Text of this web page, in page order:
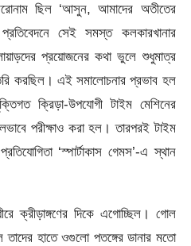
ছিল ‘আসুন, আমাদের অতীতের
সেই সমস্ত কলকারখানার
প্রয়োজনের কথা ভুলে শুধুমাত্র
করছিল। এই সমালোচনার প্রভাব হল
ক্রিড়া-উপযোগী টাইম মেশিনের
পরীক্ষাও করা হল। তারপরই টাইম
‘স্পার্টাকাস গেমস’-এ স্থান
ক্রীড়াঙ্গণের দিকে এগোচ্ছিল। গোল
তাদের হাতে ওগুলো পতঙ্গের ডানার মতো